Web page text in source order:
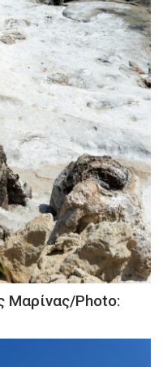
Μαρίνας/Photo: